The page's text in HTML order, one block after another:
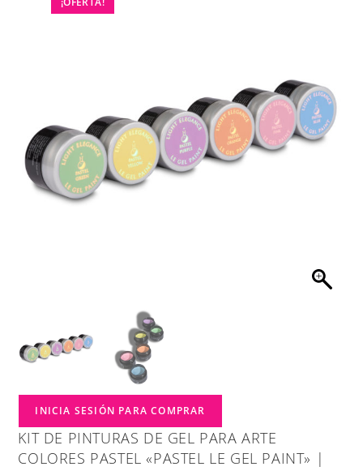
INICIA SESIÓN PARA COMPRAR
KIT DE PINTURAS DE GEL PARA ARTE
COLORES PASTEL «PASTEL LE GEL PAINT» |